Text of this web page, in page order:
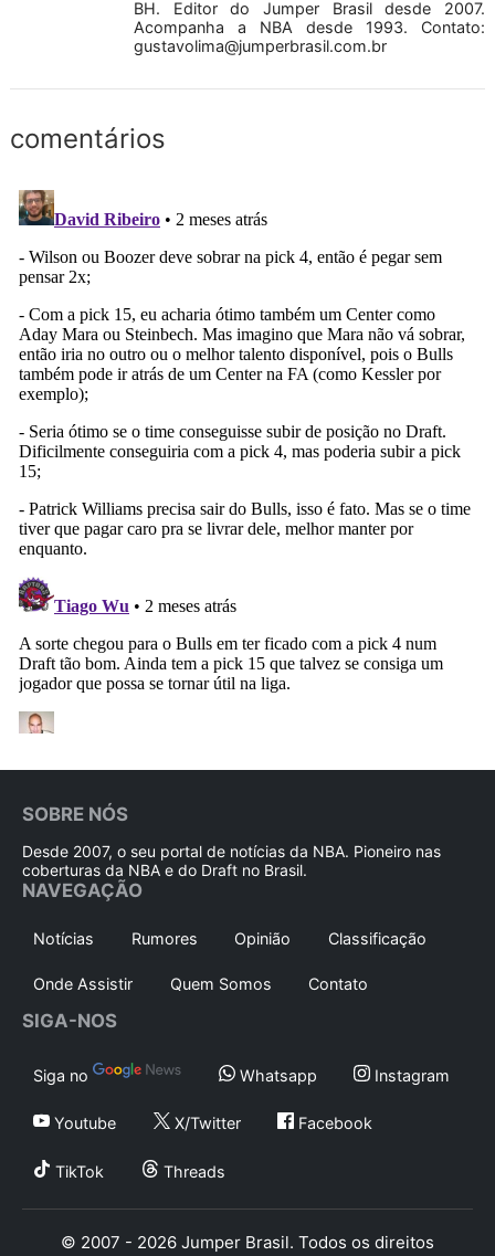
BH. Editor do Jumper Brasil desde 2007.
Acompanha a NBA desde 1993. Contato:
gustavolima@jumperbrasil.com.br
comentários
SOBRE NÓS
Desde 2007, o seu portal de notícias da NBA. Pioneiro nas
coberturas da NBA e do Draft no Brasil.
NAVEGAÇÃO
Notícias Rumores Opinião Classificação
Onde Assistir Quem Somos Contato
SIGA-NOS
Siga no Whatsapp Instagram
Youtube X/Twitter Facebook
TikTok Threads
© 2007 - 2026 Jumper Brasil. Todos os direitos